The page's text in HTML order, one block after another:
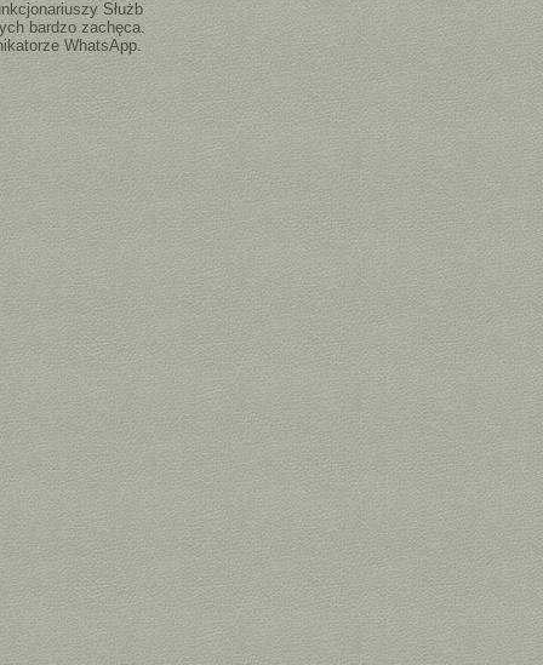
Służb
bardzo zachęca.
WhatsApp.